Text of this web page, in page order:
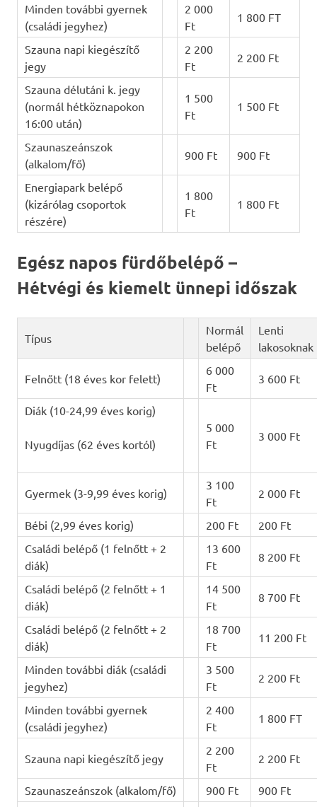
Minden további gyernek
(családi jegyhez)
2 000
Ft
1 800 FT
Szauna napi kiegészítő
jegy
2 200
Ft
2 200 Ft
Szauna délutáni k. jegy
(normál hétköznapokon
16:00 után)
1 500
Ft
1 500 Ft
Szaunaszeánszok
(alkalom/fő)
900 Ft 900 Ft
Energiapark belépő
(kizárólag csoportok
részére)
1 800
Ft
1 800 Ft
Egész napos fürdőbelépő –
Hétvégi és kiemelt ünnepi időszak
Típus
Normál
belépő
Lenti
lakosoknak
Felnőtt (18 éves kor felett)
6 000
Ft
3 600 Ft
Diák (10-24,99 éves korig)
Nyugdíjas (62 éves kortól)
5 000
Ft
3 000 Ft
Gyermek (3-9,99 éves korig)
3 100
Ft
2 000 Ft
Bébi (2,99 éves korig) 200 Ft
200 Ft
Családi belépő (1 felnőtt + 2
diák)
13 600
Ft
8 200 Ft
Családi belépő (2 felnőtt + 1
diák)
14 500
Ft
8 700 Ft
Családi belépő (2 felnőtt + 2
diák)
18 700
Ft
11 200 Ft
Minden további diák (családi
jegyhez)
3 500
Ft
2 200 Ft
Minden további gyernek
(családi jegyhez)
2 400
Ft
1 800 FT
Szauna napi kiegészítő jegy
2 200
Ft
2 200 Ft
Szaunaszeánszok (alkalom/fő) 900 Ft
900 Ft